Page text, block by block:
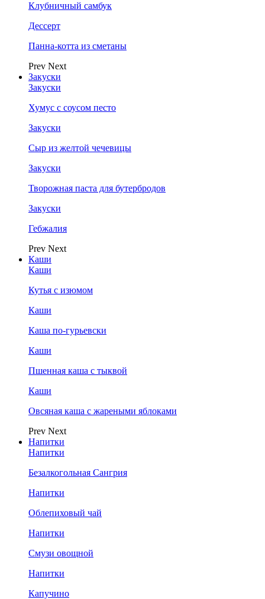
Клубничный самбук
Дессерт
Панна-котта из сметаны
Prev Next
Закуски
Закуски
Хумус с соусом песто
Закуски
Сыр из желтой чечевицы
Закуски
Творожная паста для бутербродов
Закуски
Гебжалия
Prev Next
Каши
Каши
Кутья с изюмом
Каши
Каша по-гурьевски
Каши
Пшенная каша с тыквой
Каши
Овсяная каша с жареными яблоками
Prev Next
Напитки
Напитки
Безалкогольная Сангрия
Напитки
Облепиховый чай
Напитки
Смузи овощной
Напитки
Капучино